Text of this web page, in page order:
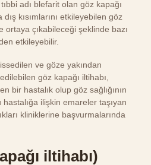
adı blefarit olan göz kapağı
kısımlarını etkileyebilen göz
ortaya çıkabileceği şeklinde bazı
etkileyebilir.
ve göze yakından
göz kapağı iltihabı,
bir hastalık olup göz sağlığının
ilişkin emareler taşıyan
kliniklerine başvurmalarında
iltihabı)